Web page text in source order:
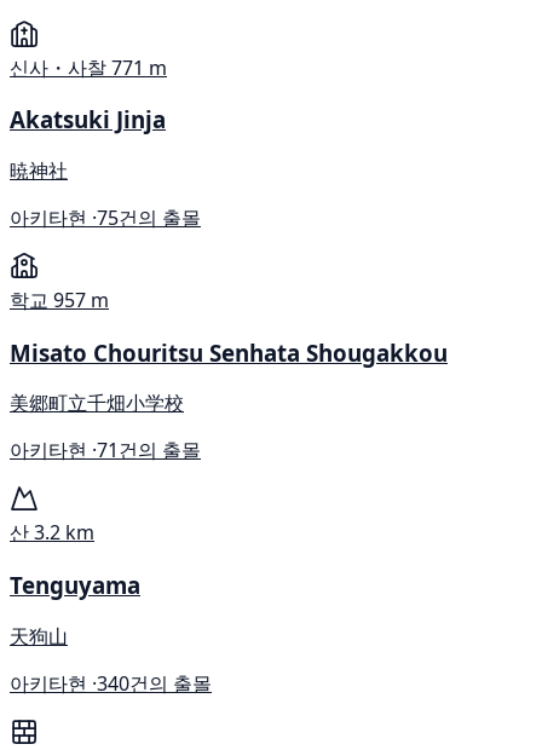
신사・사찰771 m
Akatsuki Jinja
暁神社
아키타현 ·75건의 출몰
학교 957 m
Misato Chouritsu Senhata Shougakkou
美郷町立千畑小学校
아키타현 ·71건의 출몰
산3.2 km
Tenguyama
天狗山
아키타현 ·340건의 출몰